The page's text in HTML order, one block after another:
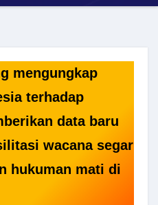
mengungkap
terhadap
data baru
wacana segar
hukuman mati di